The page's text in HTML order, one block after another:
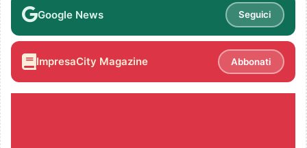
Google News Seguici
ImpresaCity Magazine Abbonati